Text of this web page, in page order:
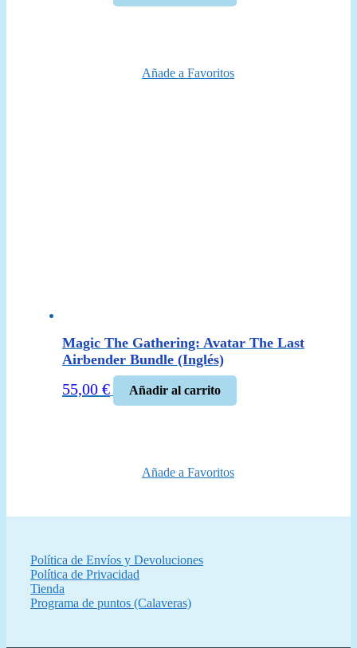
Añade a Favoritos
Magic The Gathering: Avatar The Last
Airbender Bundle (Inglés)
55,00 € Añadir al carrito
Añade a Favoritos
Política de Envíos y Devoluciones
Política de Privacidad
Tienda
Programa de puntos (Calaveras)